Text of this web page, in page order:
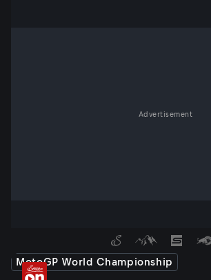
Advertisement
MotoGP World Championship